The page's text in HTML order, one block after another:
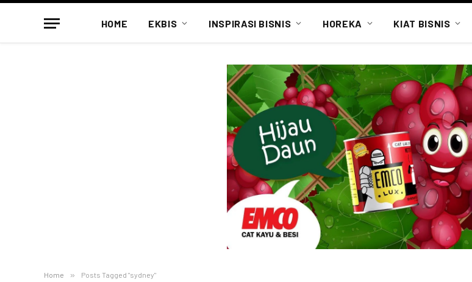
HOME EKBIS INSPIRASI BISNIS HOREKA KIAT BISNIS
Home » Posts Tagged "sydney"